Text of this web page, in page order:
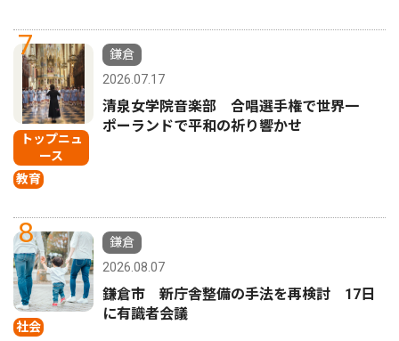
7
トップニュ
ース
教育
鎌倉
2026.07.17
清泉女学院音楽部 合唱選手権で世界一
ポーランドで平和の祈り響かせ
8
社会
鎌倉
2026.08.07
鎌倉市 新庁舎整備の手法を再検討 17日
に有識者会議